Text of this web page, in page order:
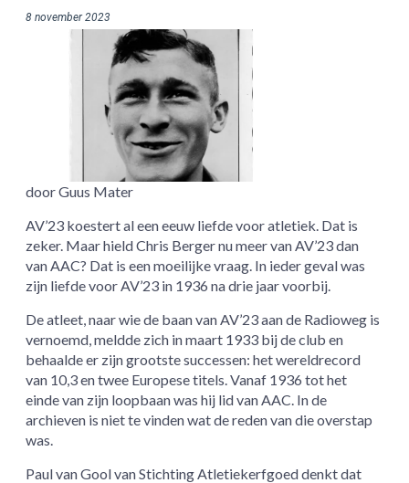
8 november 2023
door Guus Mater
AV’23 koestert al een eeuw liefde voor atletiek. Dat is
zeker. Maar hield Chris Berger nu meer van AV’23 dan
van AAC? Dat is een moeilijke vraag. In ieder geval was
zijn liefde voor AV’23 in 1936 na drie jaar voorbij.
De atleet, naar wie de baan van AV’23 aan de Radioweg is
vernoemd, meldde zich in maart 1933 bij de club en
behaalde er zijn grootste successen: het wereldrecord
van 10,3 en twee Europese titels. Vanaf 1936 tot het
einde van zijn loopbaan was hij lid van AAC. In de
archieven is niet te vinden wat de reden van die overstap
was.
Paul van Gool van Stichting Atletiekerfgoed denkt dat